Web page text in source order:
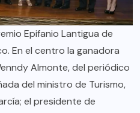
Epifanio Lantigua de
En el centro la ganadora
Almonte, del periódico
del ministro de Turismo,
el presidente de